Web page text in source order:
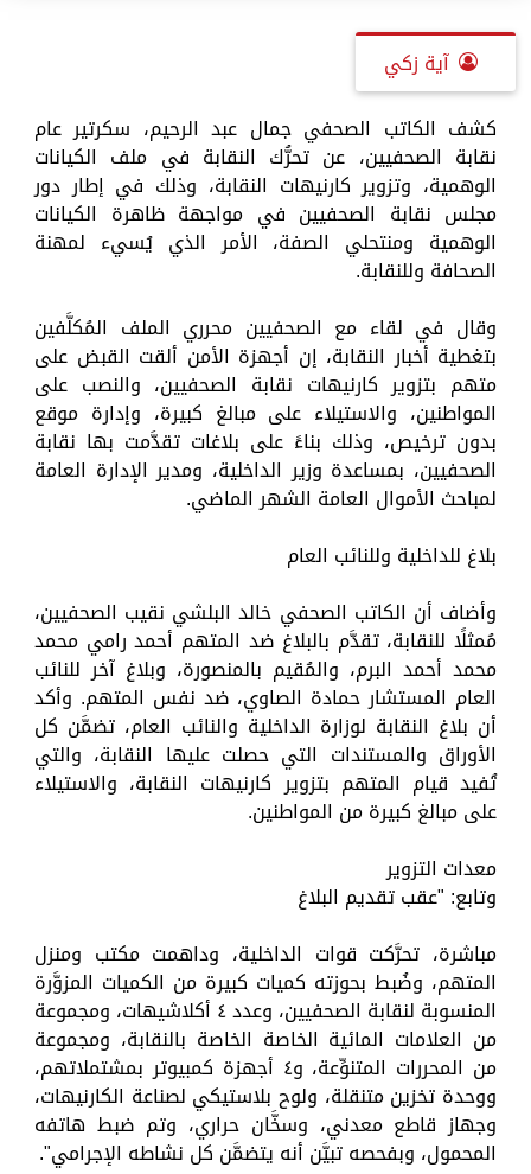
آية زكي
كشف الكاتب الصحفي جمال عبد الرحيم، سكرتير عام
نقابة الصحفيين، عن تحرُّك النقابة في ملف الكيانات
الوهمية، وتزوير كارنيهات النقابة، وذلك في إطار دور
مجلس نقابة الصحفيين في مواجهة ظاهرة الكيانات
الوهمية ومنتحلي الصفة، الأمر الذي يُسيء لمهنة
الصحافة وللنقابة.
وقال في لقاء مع الصحفيين محرري الملف المُكلَّفين
بتغطية أخبار النقابة، إن أجهزة الأمن ألقت القبض على
متهم بتزوير كارنيهات نقابة الصحفيين، والنصب على
المواطنين، والاستيلاء على مبالغ كبيرة، وإدارة موقع
بدون ترخيص، وذلك بناءً على بلاغات تقدَّمت بها نقابة
الصحفيين، بمساعدة وزير الداخلية، ومدير الإدارة العامة
لمباحث الأموال العامة الشهر الماضي.
بلاغ للداخلية وللنائب العام
وأضاف أن الكاتب الصحفي خالد البلشي نقيب الصحفيين،
مُمثلًا للنقابة، تقدَّم بالبلاغ ضد المتهم أحمد رامي محمد
محمد أحمد البرم، والمُقيم بالمنصورة، وبلاغ آخر للنائب
العام المستشار حمادة الصاوي، ضد نفس المتهم. وأكد
أن بلاغ النقابة لوزارة الداخلية والنائب العام، تضمَّن كل
الأوراق والمستندات التي حصلت عليها النقابة، والتي
تُفيد قيام المتهم بتزوير كارنيهات النقابة، والاستيلاء
على مبالغ كبيرة من المواطنين.
معدات التزوير
وتابع: "عقب تقديم البلاغ
مباشرة، تحرَّكت قوات الداخلية، وداهمت مكتب ومنزل
المتهم، وضُبط بحوزته كميات كبيرة من الكميات المزوَّرة
المنسوبة لنقابة الصحفيين، وعدد ٤ أكلاشيهات، ومجموعة
من العلامات المائية الخاصة الخاصة بالنقابة، ومجموعة
من المحررات المتنوِّعة، و٤ أجهزة كمبيوتر بمشتملاتهم،
ووحدة تخزين متنقلة، ولوح بلاستيكي لصناعة الكارنيهات،
وجهاز قاطع معدني، وسخَّان حراري، وتم ضبط هاتفه
المحمول، وبفحصه تبيَّن أنه يتضمَّن كل نشاطه الإجرامي".